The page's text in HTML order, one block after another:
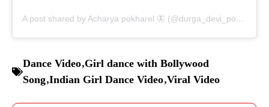
A post shared by Acharya pokharel 🦋 (@durga_devi_pokharel)
Dance Video,Girl dance with Bollywood
Song,Indian Girl Dance Video,Viral Video